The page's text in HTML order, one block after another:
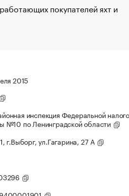
покупателей яхт и
2015
инспекция Федеральной
№10 по Ленинградской области
г.Выборг, ул.Гагарина, 27 А